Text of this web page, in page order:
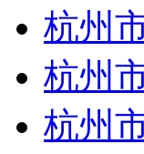
杭州
杭州
杭州